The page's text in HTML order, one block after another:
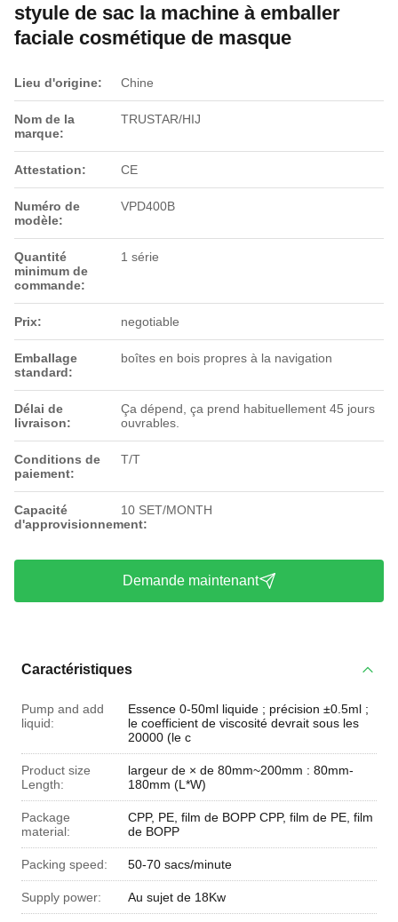
styule de sac la machine à emballer
faciale cosmétique de masque
Lieu d'origine: Chine
Nom de la
marque:
TRUSTAR/HIJ
Attestation: CE
Numéro de
modèle:
VPD400B
Quantité
minimum de
commande:
1 série
Prix: negotiable
Emballage
standard:
boîtes en bois propres à la navigation
Délai de
livraison:
Ça dépend, ça prend habituellement 45 jours
ouvrables.
Conditions de
paiement:
T/T
Capacité
d'approvisionnement:
10 SET/MONTH
Demande maintenant
Caractéristiques
Pump and add
liquid:
Essence 0-50ml liquide ; précision ±0.5ml ;
le coefficient de viscosité devrait sous les
20000 (le c
Product size
Length:
largeur de × de 80mm~200mm : 80mm-
180mm (L*W)
Package
material:
CPP, PE, film de BOPP CPP, film de PE, film
de BOPP
Packing speed: 50-70 sacs/minute
Supply power: Au sujet de 18Kw